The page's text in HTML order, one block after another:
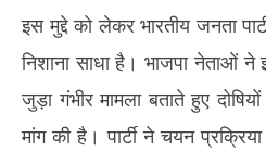
इस मुद्दे को लेकर भारतीय जनता
निशाना साधा है। भाजपा नेताओं ने
जुड़ा गंभीर मामला बताते हुए
मांग की है। पार्टी ने चयन